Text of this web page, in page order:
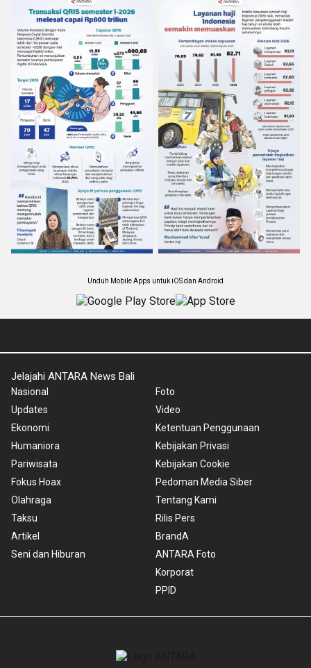
Unduh Mobile Apps untuk iOS dan Android
Jelajahi ANTARA News Bali
Nasional
Updates
Ekonomi
Humaniora
Pariwisata
Fokus Hoax
Olahraga
Taksu
Artikel
Seni dan Hiburan
Foto
Video
Ketentuan Penggunaan
Kebijakan Privasi
Kebijakan Cookie
Pedoman Media Siber
Tentang Kami
Rilis Pers
BrandA
ANTARA Foto
Korporat
PPID